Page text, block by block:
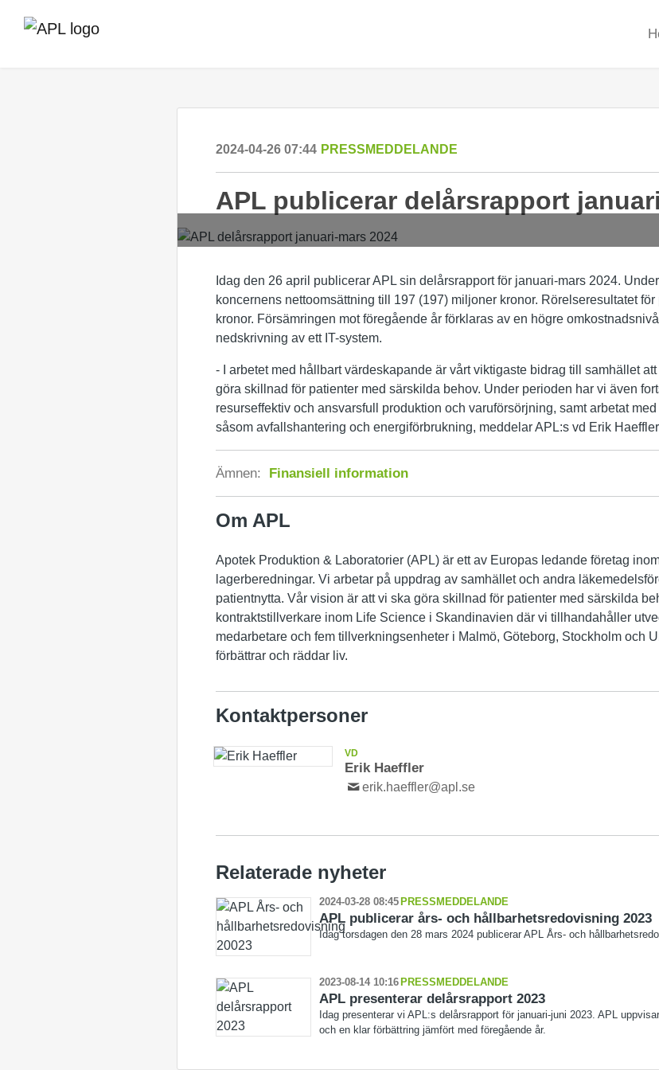
2024-04-26 07:44 PRESSMEDDELANDE
APL publicerar delårsrapport
Idag den 26 april publicerar APL sin delårsrapport för januari-mars 2024.
koncernens nettoomsättning till 197 (197) miljoner kronor. Rörelseresultatet
kronor. Försämringen mot föregående år förklaras av en högre
nedskrivning av ett IT-system.
- I arbetet med hållbart värdeskapande är vårt viktigaste bidrag till samhället
göra skillnad för patienter med särskilda behov. Under perioden har vi även
resurseffektiv och ansvarsfull produktion och varuförsörjning, samt arbetat
såsom avfallshantering och energiförbrukning, meddelar APL:s vd Erik
Ämnen: Finansiell information
Om APL
Apotek Produktion & Laboratorier (APL) är ett av Europas ledande företag
lagerberedningar. Vi arbetar på uppdrag av samhället och andra
patientnytta. Vår vision är att vi ska göra skillnad för patienter med särskilda
kontraktstillverkare inom Life Science i Skandinavien där vi tillhandahåller
medarbetare och fem tillverkningsenheter i Malmö, Göteborg, Stockholm och
förbättrar och räddar liv.
Kontaktpersoner
VD
Erik Haeffler
erik.haeffler@apl.se
Relaterade nyheter
2024-03-28 08:45 PRESSMEDDELANDE
APL publicerar års- och hållbarhetsredovisning 2023
Idag torsdagen den 28 mars 2024 publicerar APL Års- och
2023-08-14 10:16 PRESSMEDDELANDE
APL presenterar delårsrapport 2023
Idag presenterar vi APL:s delårsrapport för januari-juni 2023. APL
och en klar förbättring jämfört med föregående år.